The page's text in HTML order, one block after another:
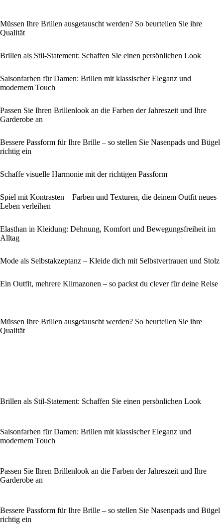
Müssen Ihre Brillen ausgetauscht werden? So beurteilen Sie ihre
Qualität
Brillen als Stil-Statement: Schaffen Sie einen persönlichen Look
Saisonfarben für Damen: Brillen mit klassischer Eleganz und
modernem Touch
Passen Sie Ihren Brillenlook an die Farben der Jahreszeit und Ihre
Garderobe an
Bessere Passform für Ihre Brille – so stellen Sie Nasenpads und Bügel
richtig ein
Schaffe visuelle Harmonie mit der richtigen Passform
Spiel mit Kontrasten – Farben und Texturen, die deinem Outfit neues
Leben verleihen
Elasthan in Kleidung: Dehnung, Komfort und Bewegungsfreiheit im
Alltag
Mode als Selbstakzeptanz – Kleide dich mit Selbstvertrauen und Stolz
Ein Outfit, mehrere Klimazonen – so packst du clever für deine Reise
Müssen Ihre Brillen ausgetauscht werden? So beurteilen Sie ihre
Qualität
Brillen als Stil-Statement: Schaffen Sie einen persönlichen Look
Saisonfarben für Damen: Brillen mit klassischer Eleganz und
modernem Touch
Passen Sie Ihren Brillenlook an die Farben der Jahreszeit und Ihre
Garderobe an
Bessere Passform für Ihre Brille – so stellen Sie Nasenpads und Bügel
richtig ein